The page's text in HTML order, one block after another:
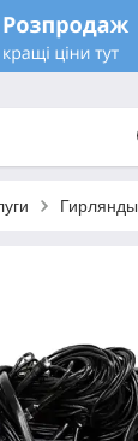
Гирлянды